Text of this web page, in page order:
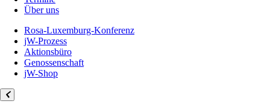
Über uns
Rosa-Luxemburg-Konferenz
jW-Prozess
Aktionsbüro
Genossenschaft
jW-Shop